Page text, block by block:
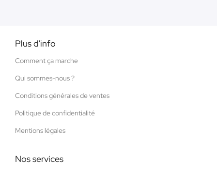
Plus d'info
Comment ça marche
Qui sommes-nous ?
Conditions générales de ventes
Politique de confidentialité
Mentions légales
Nos services